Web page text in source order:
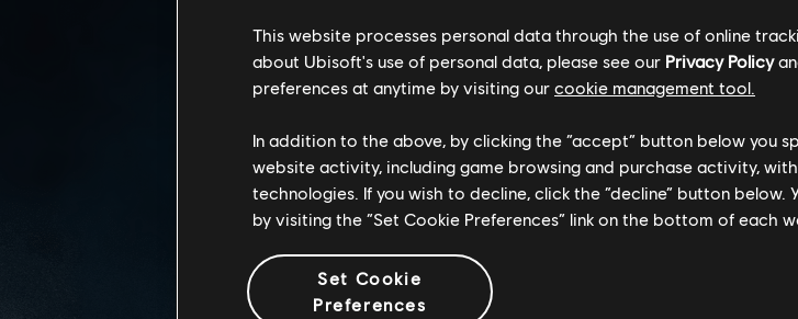
คาสิโน คาลิปโซ่ ชายแดน ชาเลต์
This website processes personal data through the use of online
about Ubisoft's use of personal data, please see our Privacy Policy
preferences at anytime by visiting our cookie management tool.
In addition to the above, by clicking the “accept” button below you
website activity, including game browsing and purchase activity,
technologies. If you wish to decline, click the “decline” button
by visiting the “Set Cookie Preferences” link on the bottom of each
Set Cookie
Preferences